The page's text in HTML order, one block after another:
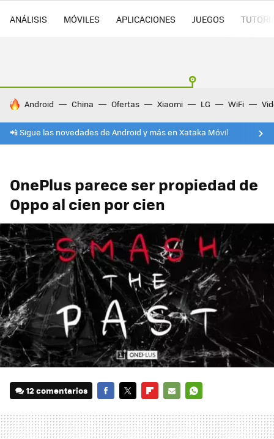
ANÁLISIS MÓVILES APLICACIONES JUEGOS
HOY SE HABLA DE
Android China Ofertas Xiaomi LG WiFi
📲 Sigue las novedades de Android y más en Xataka Móvil
OnePlus parece ser propiedad de
Oppo al cien por cien
12 comentarios
MAIL